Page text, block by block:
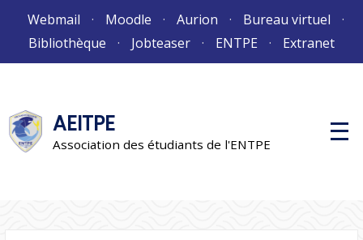
Webmail Moodle Aurion
Bureau virtuel
Bibliothèque
Jobteaser ENTPE Extranet
AEITPE
Association des étudiants de l'ENTPE
M
e